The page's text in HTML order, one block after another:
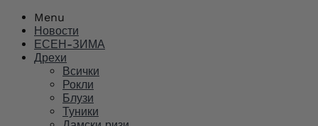
Menu
Новости
ЕСЕН-ЗИМА
Дрехи
Всички
Рокли
Блузи
Туники